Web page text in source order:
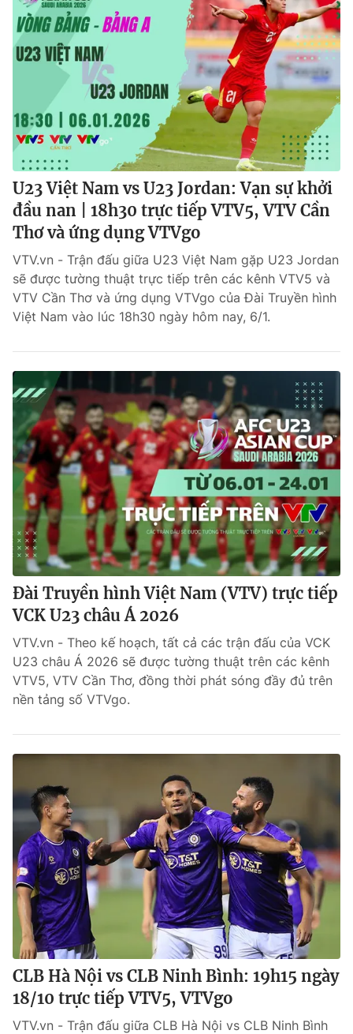
U23 Việt Nam vs U23 Jordan: Vạn sự khởi
đầu nan | 18h30 trực tiếp VTV5, VTV Cần
Thơ và ứng dụng VTVgo
VTV.vn - Trận đấu giữa U23 Việt Nam gặp U23 Jordan
sẽ được tường thuật trực tiếp trên các kênh VTV5 và
VTV Cần Thơ và ứng dụng VTVgo của Đài Truyền hình
Việt Nam vào lúc 18h30 ngày hôm nay, 6/1.
Đài Truyền hình Việt Nam (VTV) trực tiếp
VCK U23 châu Á 2026
VTV.vn - Theo kế hoạch, tất cả các trận đấu của VCK
U23 châu Á 2026 sẽ được tường thuật trên các kênh
VTV5, VTV Cần Thơ, đồng thời phát sóng đầy đủ trên
nền tảng số VTVgo.
CLB Hà Nội vs CLB Ninh Bình: 19h15 ngày
18/10 trực tiếp VTV5, VTVgo
VTV.vn - Trận đấu giữa CLB Hà Nội vs CLB Ninh Bình